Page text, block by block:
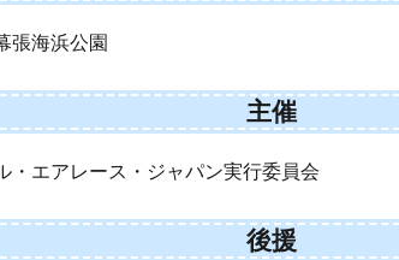
張海浜公園
主催
・エアレース・ジャパン実行委員会
後援